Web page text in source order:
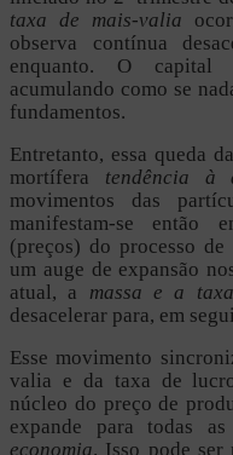
taxa de mais-valia
observa contínua
enquanto. O capital
acumulando como se
fundamentos.
Entretanto, essa queda da
mortífera tendência à
movimentos das
manifestam-se então
(preços) do processo
um auge de expansão
atual, a massa e a
desacelerar para, em
Esse movimento
valia e da taxa de
núcleo do preço de
expande para todas
economia. Isso pode ser